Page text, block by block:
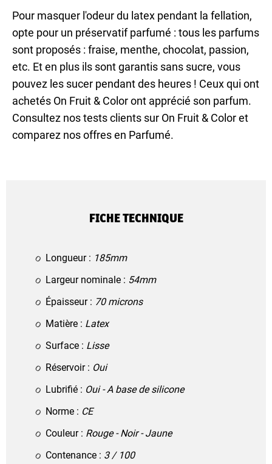
Pour masquer l'odeur du latex pendant la fellation,
opte pour un préservatif parfumé : tous les parfums
sont proposés : fraise, menthe, chocolat, passion,
etc. Et en plus ils sont garantis sans sucre, vous
pouvez les sucer pendant des heures ! Ceux qui ont
achetés On Fruit & Color ont apprécié son parfum.
Consultez nos tests clients sur On Fruit & Color et
comparez nos offres en Parfumé.
FICHE TECHNIQUE
Longueur : 185mm
Largeur nominale : 54mm
Épaisseur : 70 microns
Matière : Latex
Surface : Lisse
Réservoir : Oui
Lubrifié : Oui - A base de silicone
Norme : CE
Couleur : Rouge - Noir - Jaune
Contenance : 3 / 100